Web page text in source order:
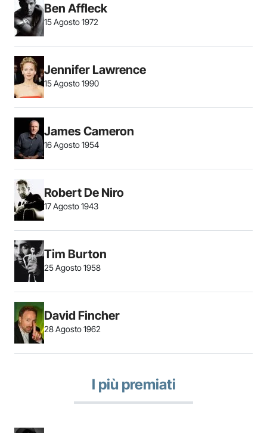
Ben Affleck
15 Agosto 1972
Jennifer Lawrence
15 Agosto 1990
James Cameron
16 Agosto 1954
Robert De Niro
17 Agosto 1943
Tim Burton
25 Agosto 1958
David Fincher
28 Agosto 1962
I più premiati